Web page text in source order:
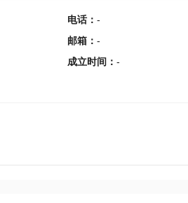
电话： -
邮箱 ： -
成立时间 ： -